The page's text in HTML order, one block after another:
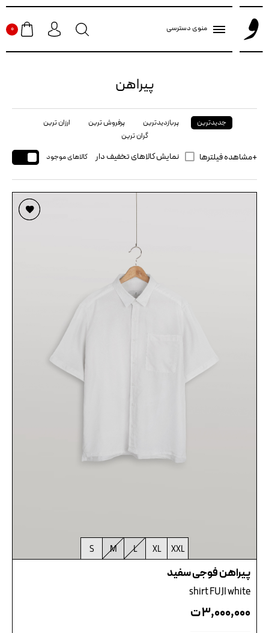
منوی دسترسی 0
پیراهن
مشاهده فیلترها
جدیدترین پربازدیدترین پرفروش ترین
ارزان ترین
گران ترین
نمایش کالاهای تخفیف دار کالاهای موجود
XXL
XL
L
M
S
پیراهن فوجی سفید
shirt FUJI white
۳,۰۰۰,۰۰۰ت